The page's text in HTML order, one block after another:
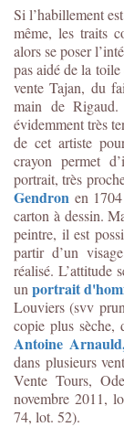
Si l’habillement
même, les traits
alors se poser
pas aidé de la
vente Tajan, du
main de
évidemment très
de cet artiste
crayon permet
portrait, très
Gendron en
carton à dessin.
peintre, il est
partir d’un
réalisé. L’attitude
unportrait
Louviers (svv
copie plus sèche,
Antoine
dans plusieurs
Vente Tours,
novembre 2011,
74, lot. 52).